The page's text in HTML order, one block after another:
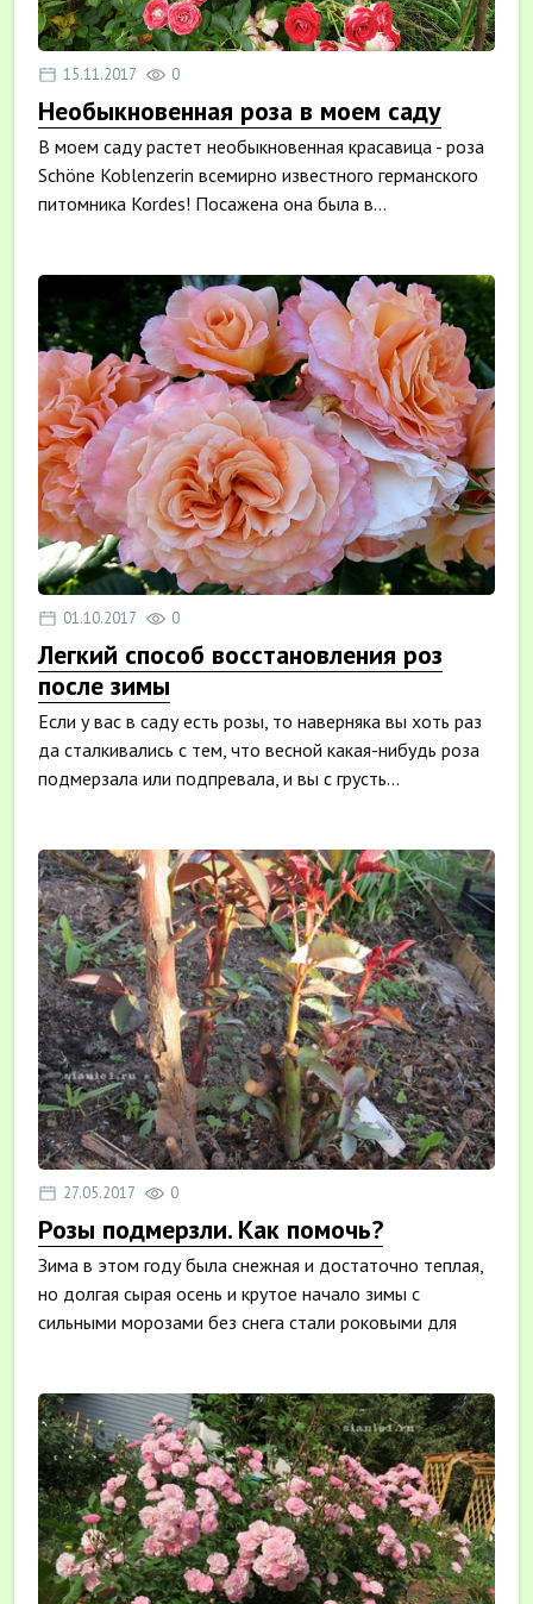
15.11.2017 0
Необыкновенная роза в моем саду
В моем саду растет необыкновенная красавица - роза
Schöne Koblenzerin всемирно известного германского
питомника Kordes! Посажена она была в...
01.10.2017 0
Легкий способ восстановления роз
после зимы
Если у вас в саду есть розы, то наверняка вы хоть раз
да сталкивались с тем, что весной какая-нибудь роза
подмерзала или подпревала, и вы с грусть...
27.05.2017 0
Розы подмерзли. Как помочь?
Зима в этом году была снежная и достаточно теплая,
но долгая сырая осень и крутое начало зимы с
сильными морозами без снега стали роковыми для